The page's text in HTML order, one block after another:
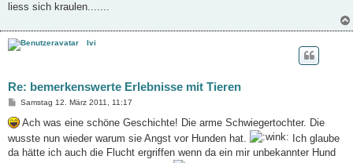
liess sich kraulen.......
Ivi
Re: bemerkenswerte Erlebnisse mit Tieren
B
i
t
r
g
Samstag 12. März 2011, 11:17
Ach was eine schöne Geschichte! Die arme Schwiegertochter. Die
wusste nun wieder warum sie Angst vor Hunden hat.
Ich glaube
da hätte ich auch die Flucht ergriffen wenn da ein mir unbekannter Hund